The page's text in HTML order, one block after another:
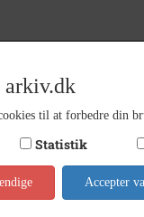
arkiv.dk
til at forbedre din
Statistik
Accepter